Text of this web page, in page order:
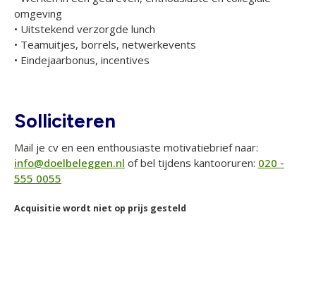
omgeving
• Uitstekend verzorgde lunch
• Teamuitjes, borrels, netwerkevents
• Eindejaarbonus, incentives
Solliciteren
Mail je cv en een enthousiaste motivatiebrief naar:
info@doelbeleggen.nl of bel tijdens kantooruren: 020 -
555 0055
Acquisitie wordt niet op prijs gesteld